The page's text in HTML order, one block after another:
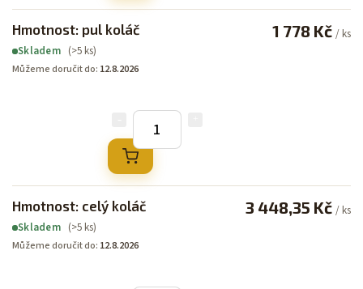
Hmotnost: pul koláč
Skladem (>5 ks)
Můžeme doručit do: 12.8.2026
1 778 Kč / ks
Hmotnost: celý koláč
Skladem (>5 ks)
Můžeme doručit do: 12.8.2026
3 448,35 Kč / ks